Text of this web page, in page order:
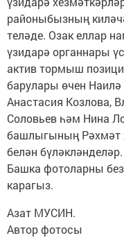
районыбызның
теләде. Озак еллар
үзидарә органнары
актив тормыш
барулары өчен
Анастасия Козлова,
Соловьев һәм Нина
башлыгының Рәхмәт
белән бүләкләнделәр.
Башка фотоларны
карагыз.
Азат МУСИН.
Автор фотосы